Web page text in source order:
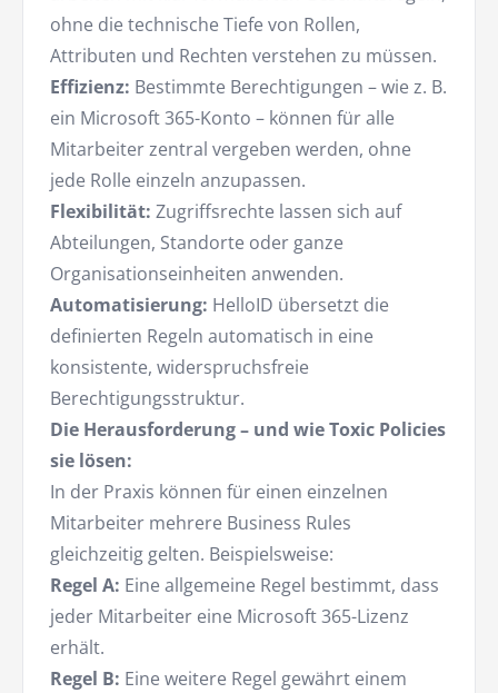
ohne die technische Tiefe von Rollen,
Attributen und Rechten verstehen zu müssen.
Effizienz: Bestimmte Berechtigungen – wie z. B.
ein Microsoft 365-Konto – können für alle
Mitarbeiter zentral vergeben werden, ohne
jede Rolle einzeln anzupassen.
Flexibilität: Zugriffsrechte lassen sich auf
Abteilungen, Standorte oder ganze
Organisationseinheiten anwenden.
Automatisierung: HelloID übersetzt die
definierten Regeln automatisch in eine
konsistente, widerspruchsfreie
Berechtigungsstruktur.
Die Herausforderung – und wie Toxic Policies
sie lösen:
In der Praxis können für einen einzelnen
Mitarbeiter mehrere Business Rules
gleichzeitig gelten. Beispielsweise:
Regel A: Eine allgemeine Regel bestimmt, dass
jeder Mitarbeiter eine Microsoft 365-Lizenz
erhält.
Regel B: Eine weitere Regel gewährt einem